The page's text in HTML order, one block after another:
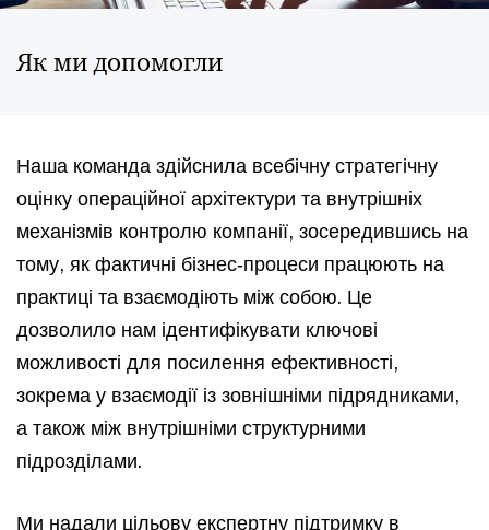
Як ми допомогли
Наша команда здійснила всебічну стратегічну
оцінку операційної архітектури та внутрішніх
механізмів контролю компанії, зосередившись на
тому, як фактичні бізнес‑процеси працюють на
практиці та взаємодіють між собою. Це
дозволило нам ідентифікувати ключові
можливості для посилення ефективності,
зокрема у взаємодії із зовнішніми підрядниками,
а також між внутрішніми структурними
підрозділами.
Ми надали цільову експертну підтримку в